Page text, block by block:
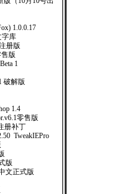
1.0.0.17
字库
册版
售版
1
破解版
1.4
零售版
册补丁
TweakIEPro
版
中文正式版